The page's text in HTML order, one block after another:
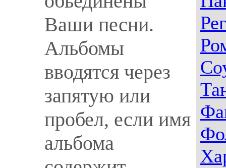
Ваши песни.
Альбомы
вводятся через
запятую или
пробел, если имя
альбома